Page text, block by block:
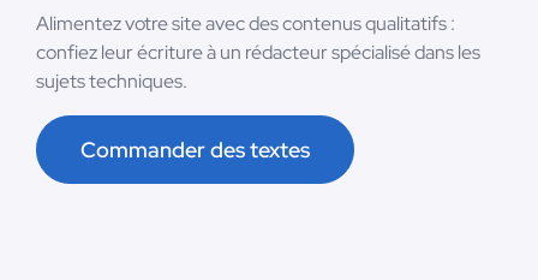
Alimentez votre site avec des contenus qualitatifs :
confiez leur écriture à un rédacteur spécialisé dans les
sujets techniques.
Commander des textes